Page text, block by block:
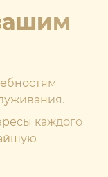
каждого